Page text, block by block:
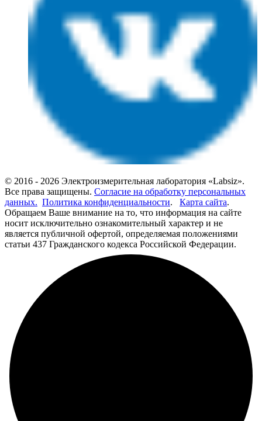
© 2016 - 2026 Электроизмерительная лаборатория «Labsiz».
Все права защищены. Согласие на обработку персональных
данных. Политика конфиденциальности. Карта сайта.
Обращаем Ваше внимание на то, что информация на сайте
носит исключительно ознакомительный характер и не
является публичной офертой, определяемая положениями
статьи 437 Гражданского кодекса Российской Федерации.